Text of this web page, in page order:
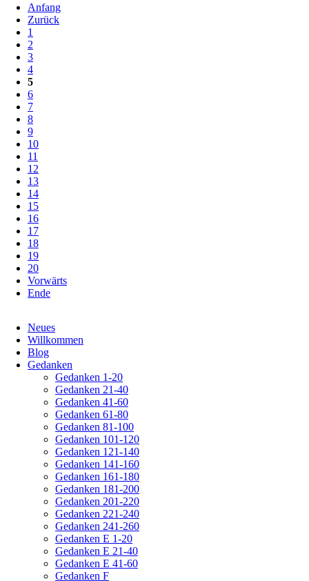
Anfang
Zurück
1
2
3
4
5
6
7
8
9
10
11
12
13
14
15
16
17
18
19
20
Vorwärts
Ende
überspringen
Neues
Willkommen
Blog
Gedanken
Gedanken 1-20
Gedanken 21-40
Gedanken 41-60
Gedanken 61-80
Gedanken 81-100
Gedanken 101-120
Gedanken 121-140
Gedanken 141-160
Gedanken 161-180
Gedanken 181-200
Gedanken 201-220
Gedanken 221-240
Gedanken 241-260
Gedanken E 1-20
Gedanken E 21-40
Gedanken E 41-60
Gedanken F